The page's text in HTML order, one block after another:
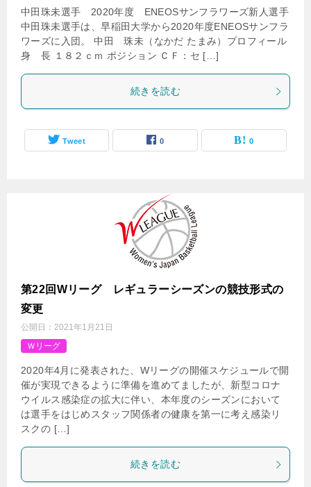
中田珠未選手 2020年度 ENEOSサンフラワーズ新人選手
中田珠未選手は、早稲田大学から2020年度ENEOSサンフラ
ワーズに入団。 中田 珠未（なかだ たまみ）プロフィール
身 長 １８２ｃｍ ポジション ＣＦ：セ […]
続きを読む
Tweet 0 0
第22回Wリーグ レギュラーシーズンの競技形式の
変更
公開日： 2021年1月21日
Ｗリーグ
2020年4月に発表された、Wリーグの開催スケジュールで開
催が実現できるように準備を進めてましたが、新型コロナ
ウイルス感染症の拡大に伴い、本年度のシーズンにおいて
は選手をはじめスタッフ関係者の健康を第一に考え感染リ
スクの […]
続きを読む